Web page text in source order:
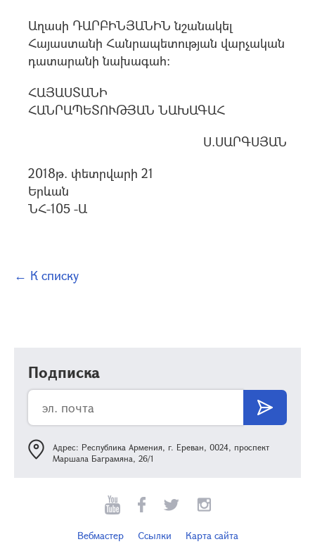
Աղասի ԴԱՐԲԻՆՅԱՆԻՆ նշանակել
Հայաստանի Հանրապետության վարչական
դատարանի նախագահ:
ՀԱՅԱՍՏԱՆԻ
ՀԱՆՐԱՊԵՏՈՒԹՅԱՆ ՆԱԽԱԳԱՀ
Ս.ՍԱՐԳՍՅԱՆ
2018թ. փետրվարի 21
Երևան
ՆՀ-105 -Ա
← К списку
Подписка
Адрес: Республика Армения, г. Ереван, 0024, проспект
Маршала Баграмяна, 26/1
Вебмастер Ссылки Карта сайта